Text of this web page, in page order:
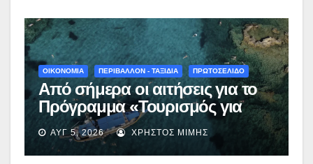
ΟΙΚΟΝΟΜΙΑ ΠΕΡΙΒΑΛΛΟΝ - ΤΑΞΙΔΙΑ ΠΡΩΤΟΣΕΛΙΔΟ
Από σήμερα οι αιτήσεις για το
Πρόγραμμα «Τουρισμός για
Όλους 2026-2027» – Πότε λήγει
η προσθεσμία
ΑΥΓ 5, 2026 ΧΡΉΣΤΟΣ ΜΊΜΗΣ